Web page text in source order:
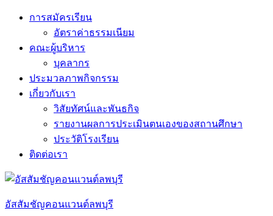
Skip
การสมัครเรียน
อัตราค่าธรรมเนียม
คณะผู้บริหาร
บุคลากร
ประมวลภาพกิจกรรม
เกี่ยวกับเรา
วิสัยทัศน์และพันธกิจ
รายงานผลการประเมินตนเองของสถานศึกษา
ประวัติโรงเรียน
ติดต่อเรา
อัสสัมชัญคอนแวนต์ลพบุรี